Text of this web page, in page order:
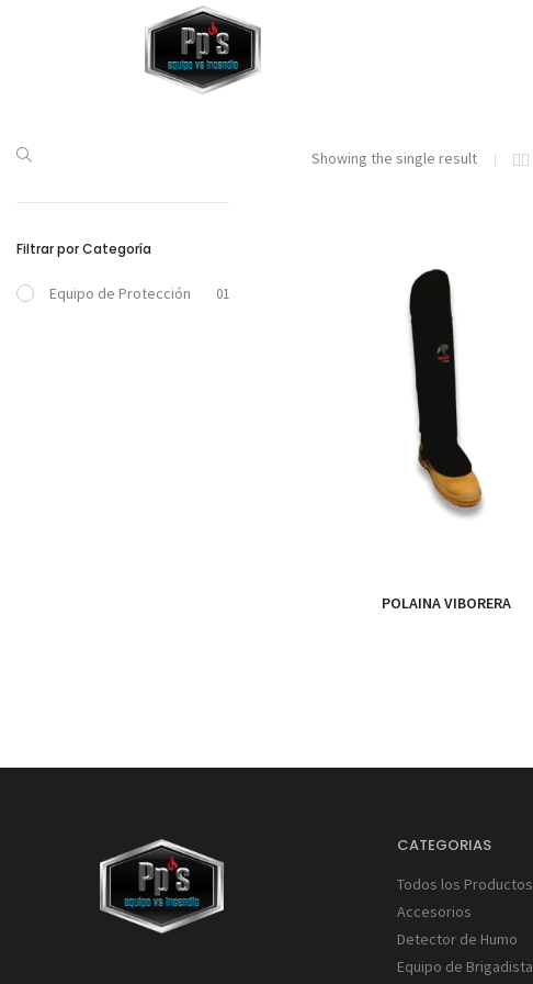
Showing the single result
POLAINA VIBORERA
Filtrar por Categoría
Equipo de Protección 01
CATEGORIAS
Todos los Productos
Accesorios
Detector de Humo
Equipo de Brigadista